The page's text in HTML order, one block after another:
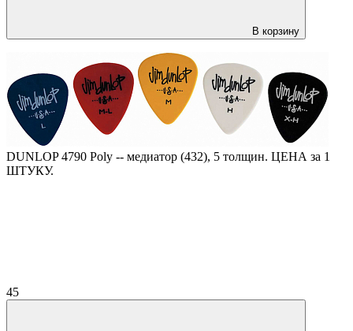
В корзину
DUNLOP 4790 Poly -- медиатор (432), 5 толщин. ЦЕНА за 1
ШТУКУ.
45